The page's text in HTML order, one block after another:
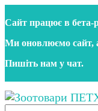
до
контенту
Сайт працює в
Ми оновлюємо сайт,
Пишіть нам у чат.